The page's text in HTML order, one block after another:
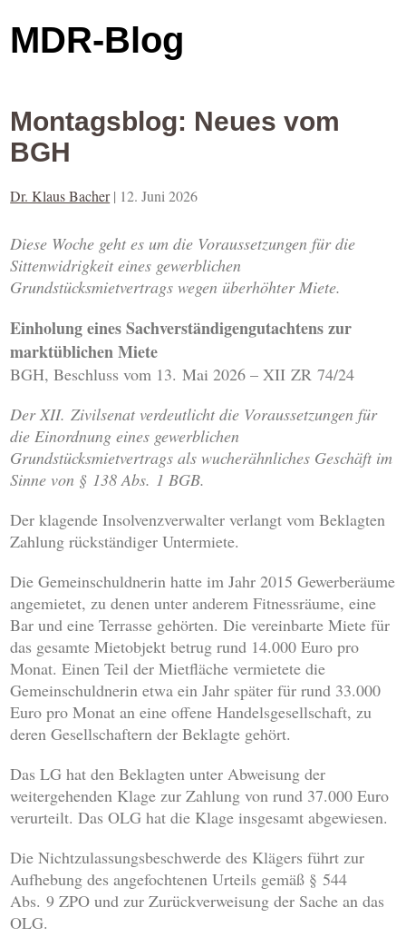
MDR-Blog
Montagsblog: Neues vom
BGH
Dr. Klaus Bacher | 12. Juni 2026
Diese Woche geht es um die Voraussetzungen für die
Sittenwidrigkeit eines gewerblichen
Grundstücksmietvertrags wegen überhöhter Miete.
Einholung eines Sachverständigengutachtens zur
marktüblichen Miete
BGH, Beschluss vom 13. Mai 2026 – XII ZR 74/24
Der XII. Zivilsenat verdeutlicht die Voraussetzungen für
die Einordnung eines gewerblichen
Grundstücksmietvertrags als wucherähnliches Geschäft im
Sinne von § 138 Abs. 1 BGB.
Der klagende Insolvenzverwalter verlangt vom Beklagten
Zahlung rückständiger Untermiete.
Die Gemeinschuldnerin hatte im Jahr 2015 Gewerberäume
angemietet, zu denen unter anderem Fitnessräume, eine
Bar und eine Terrasse gehörten. Die vereinbarte Miete für
das gesamte Mietobjekt betrug rund 14.000 Euro pro
Monat. Einen Teil der Mietfläche vermietete die
Gemeinschuldnerin etwa ein Jahr später für rund 33.000
Euro pro Monat an eine offene Handelsgesellschaft, zu
deren Gesellschaftern der Beklagte gehört.
Das LG hat den Beklagten unter Abweisung der
weitergehenden Klage zur Zahlung von rund 37.000 Euro
verurteilt. Das OLG hat die Klage insgesamt abgewiesen.
Die Nichtzulassungsbeschwerde des Klägers führt zur
Aufhebung des angefochtenen Urteils gemäß § 544
Abs. 9 ZPO und zur Zurückverweisung der Sache an das
OLG.